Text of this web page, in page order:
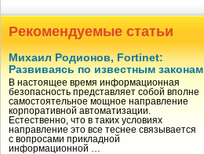
Рекомендуемые статьи
Михаил Родионов, Fortinet:
Развиваясь по известным законам
В настоящее время информационная
безопасность представляет собой вполне
самостоятельное мощное направление
корпоративной автоматизации.
Естественно, что в таких условиях
направление это все теснее связывается
с вопросами прикладной
информационной …